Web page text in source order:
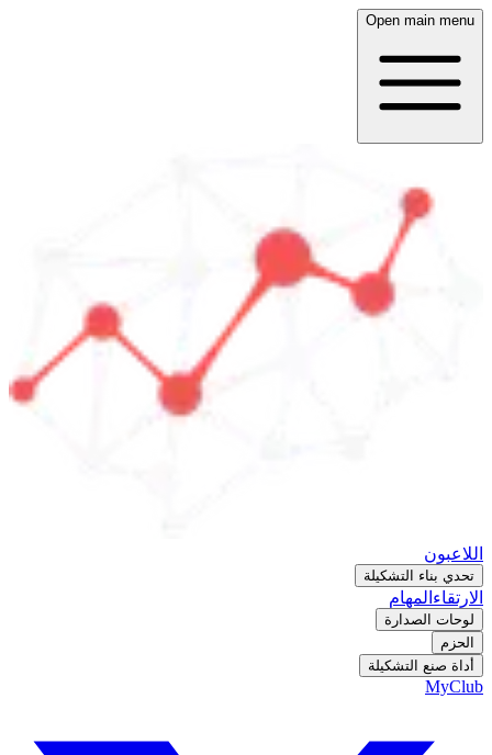
Open main menu
اللاعبون
تحدي بناء التشكيلة
الارتقاء المهام
لوحات الصدارة
الحزم
أداة صنع التشكيلة
MyClub